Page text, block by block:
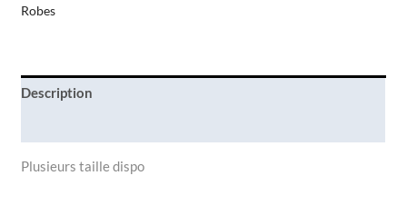
Robes
Description
Plusieurs taille dispo